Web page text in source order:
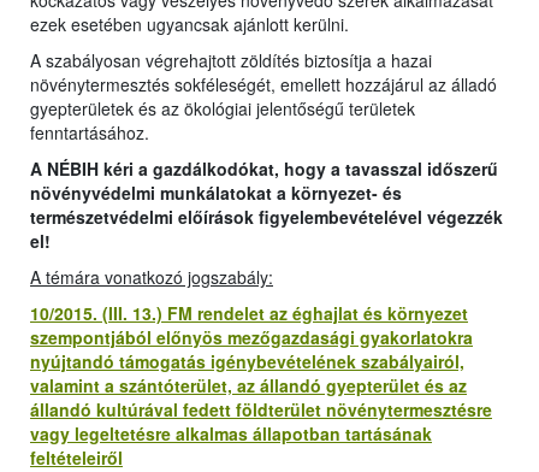
ezek esetében ugyancsak ajánlott kerülni.
A szabályosan végrehajtott zöldítés biztosítja a hazai
növénytermesztés sokféleségét, emellett hozzájárul az álladó
gyepterületek és az ökológiai jelentőségű területek
fenntartásához.
A NÉBIH kéri a gazdálkodókat, hogy a tavasszal időszerű
növényvédelmi munkálatokat a környezet- és
természetvédelmi előírások figyelembevételével végezzék
el!
A témára vonatkozó jogszabály:
10/2015. (III. 13.) FM rendelet az éghajlat és környezet
szempontjából előnyös mezőgazdasági gyakorlatokra
nyújtandó támogatás igénybevételének szabályairól,
valamint a szántóterület, az állandó gyepterület és az
állandó kultúrával fedett földterület növénytermesztésre
vagy legeltetésre alkalmas állapotban tartásának
feltételeiről